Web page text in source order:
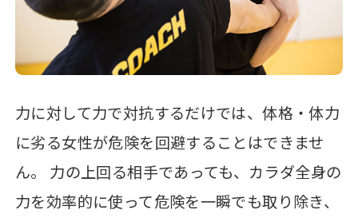
力に対して力で対抗するだけでは、体格・体力
に劣る女性が危険を回避することはできませ
ん。 力の上回る相手であっても、カラダ全身の
力を効率的に使って危険を一瞬でも取り除き、